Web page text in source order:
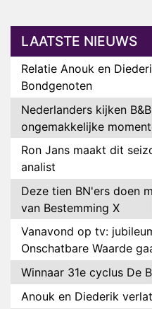
LAATSTE NIEUWS
Relatie Anouk en
Bondgenoten
Nederlanders kijken
ongemakkelijke
Ron Jans maakt dit
analist
Deze tien BN'ers doen
van Bestemming X
Vanavond op tv:
Onschatbare Waarde
Winnaar 31e cyclus De
Anouk en Diederik